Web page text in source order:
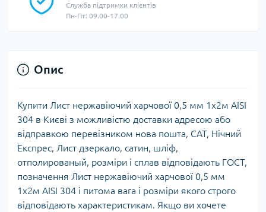
Служба підтримки клієнтів
Пн-Пт: 09.00-17.00
Опис
Купити Лист нержавіючий харчової 0,5 мм 1х2м AISI
304 в Києві з можливістю доставки адресою або
відправкою перевізником нова пошта, САТ, Нічний
Експрес, Лист дзеркало, сатин, шліф,
отполированый, розміри і сплав відповідають ГОСТ,
позначення Лист нержавіючий харчової 0,5 мм
1х2м AISI 304 і питома вага і розміри якого строго
відповідають характеристикам. Якщо ви хочете